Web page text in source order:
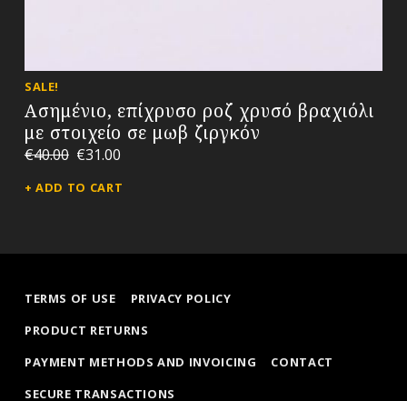
Ασημένιο, επίχρυσο ροζ χρυσό βραχιόλι
με στοιχείο σε μωβ ζιργκόν
SALE!
€40.00 €31.00
ADD TO CART
TERMS OF USE
PRIVACY POLICY
PRODUCT RETURNS
PAYMENT METHODS AND INVOICING
CONTACT
SECURE TRANSACTIONS